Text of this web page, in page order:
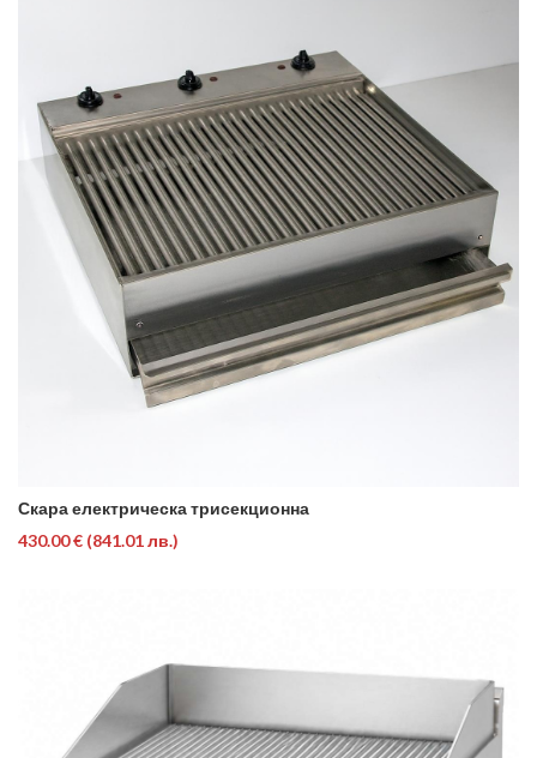
Скара електрическа трисекционна
430.00 € (841.01 лв.)